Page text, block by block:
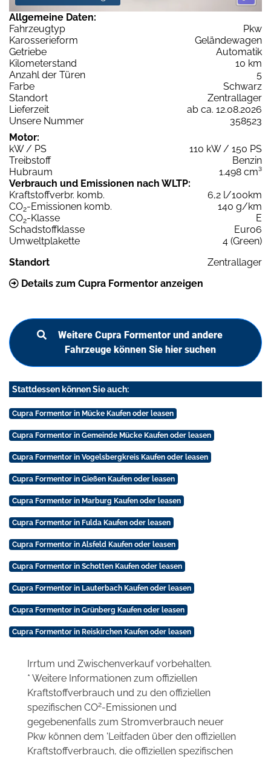
Allgemeine Daten:
Fahrzeugtyp
Pkw
Karosserieform
Geländewagen
Getriebe
Automatik
Kilometerstand
10 km
Anzahl der Türen
5
Farbe
Schwarz
Standort
Zentrallager
Lieferzeit
ab ca. 12.08.2026
Unsere Nummer
358523
Motor:
kW / PS
110 kW / 150 PS
Treibstoff
Benzin
Hubraum
1.498 cm³
Verbrauch und Emissionen nach WLTP:
Kraftstoffverbr. komb.
6,2 l/100km
CO2-Emissionen komb.
140 g/km
CO2-Klasse
E
Schadstoffklasse
Euro6
Umweltplakette
4 (Green)
Standort
Zentrallager
Details zum Cupra Formentor anzeigen
Weitere Cupra Formentor und andere
Fahrzeuge können Sie hier suchen
Stattdessen können Sie auch:
Cupra Formentor in Mücke Kaufen oder leasen
Cupra Formentor in Gemeinde Mücke Kaufen oder leasen
Cupra Formentor in Vogelsbergkreis Kaufen oder leasen
Cupra Formentor in Gießen Kaufen oder leasen
Cupra Formentor in Marburg Kaufen oder leasen
Cupra Formentor in Fulda Kaufen oder leasen
Cupra Formentor in Alsfeld Kaufen oder leasen
Cupra Formentor in Schotten Kaufen oder leasen
Cupra Formentor in Lauterbach Kaufen oder leasen
Cupra Formentor in Grünberg Kaufen oder leasen
Cupra Formentor in Reiskirchen Kaufen oder leasen
Irrtum und Zwischenverkauf vorbehalten.
* Weitere Informationen zum offiziellen
Kraftstoffverbrauch und zu den offiziellen
spezifischen CO2-Emissionen und
gegebenenfalls zum Stromverbrauch neuer
Pkw können dem 'Leitfaden über den offiziellen
Kraftstoffverbrauch, die offiziellen spezifischen